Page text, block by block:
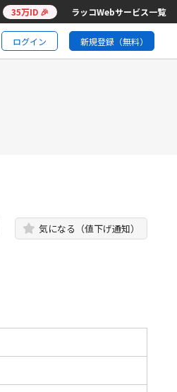
35万ID 🎉 ラッコWebサービス一覧
ログイン 新規登録（無料）
気になる（値下げ通知）